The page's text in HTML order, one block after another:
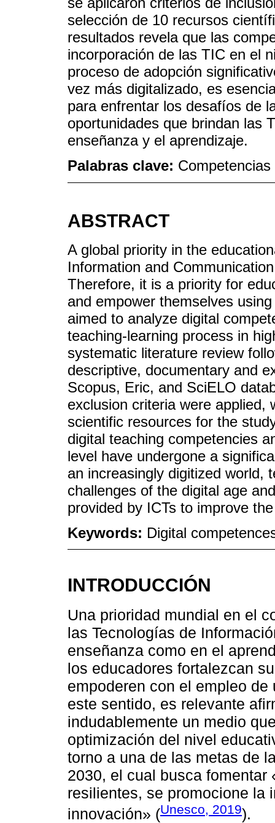
selección de 10 recursos
resultados revela que las
incorporación de las TIC en el
proceso de adopción
vez más digitalizado, es
para enfrentar los desafíos de
oportunidades que brindan las
enseñanza y el aprendizaje.
Palabras clave:
ABSTRACT
A global priority in the
Information and
Therefore, it is a priority for
and empower themselves
aimed to analyze digital
teaching-learning process in
systematic literature review
descriptive, documentary and
Scopus, Eric, and SciELO
exclusion criteria were applied,
scientific resources for the
digital teaching competencies
level have undergone a
an increasingly digitized world,
challenges of the digital age
provided by ICTs to improve
Keywords: Digital
INTRODUCCIÓN
Una prioridad mundial en el
las Tecnologías de
enseñanza como en el
los educadores fortalezcan
empoderen con el empleo
este sentido, es relevante
indudablemente un medio
optimización del nivel
torno a una de las metas de
2030, el cual busca
resilientes, se promocione la
innovación» (Unesco, 2019).